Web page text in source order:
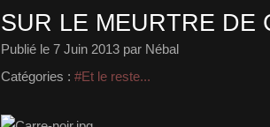
SUR LE MEURTRE DE
Publié le 7 Juin 2013 par Nébal
Catégories : #Et le reste...